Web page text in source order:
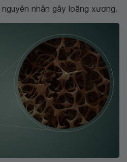
nhân gây loãng xương.